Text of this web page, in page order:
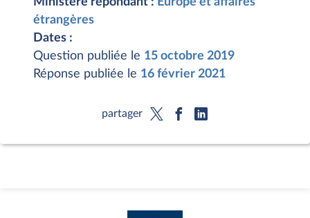
étrangères
Dates :
Question publiée le 15 octobre 2019
Réponse publiée le 16 février 2021
partager